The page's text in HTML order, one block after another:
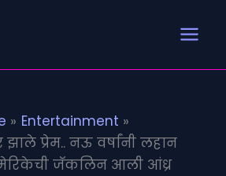
Entertainment
झाले प्रेम.. नऊ वर्षांनी लहान
जॅकलिन आली आंध्र